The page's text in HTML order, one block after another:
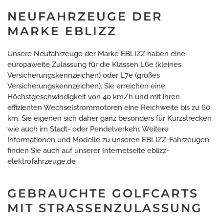
NEUFAHRZEUGE DER
MARKE EBLIZZ
Unsere Neufahrzeuge der Marke EBLIZZ haben eine
europaweite Zulassung für die Klassen L6e (kleines
Versicherungskennzeichen) oder L7e (großes
Versicherungskennzeichen). Sie erreichen eine
Höchstgeschwindigkeit von 40 km/h und mit ihren
effizienten Wechselstrommotoren eine Reichweite bis zu 60
km. Sie eigenen sich daher ganz besonders für Kurzstrecken
wie auch im Stadt- oder Pendelverkehr. Weitere
Informationen und Modelle zu unseren EBLIZZ-Fahrzeugen
finden Sie auch auf unserer Internetseite eblizz-
elektrofahrzeuge.de
GEBRAUCHTE GOLFCARTS
MIT STRASSENZULASSUNG